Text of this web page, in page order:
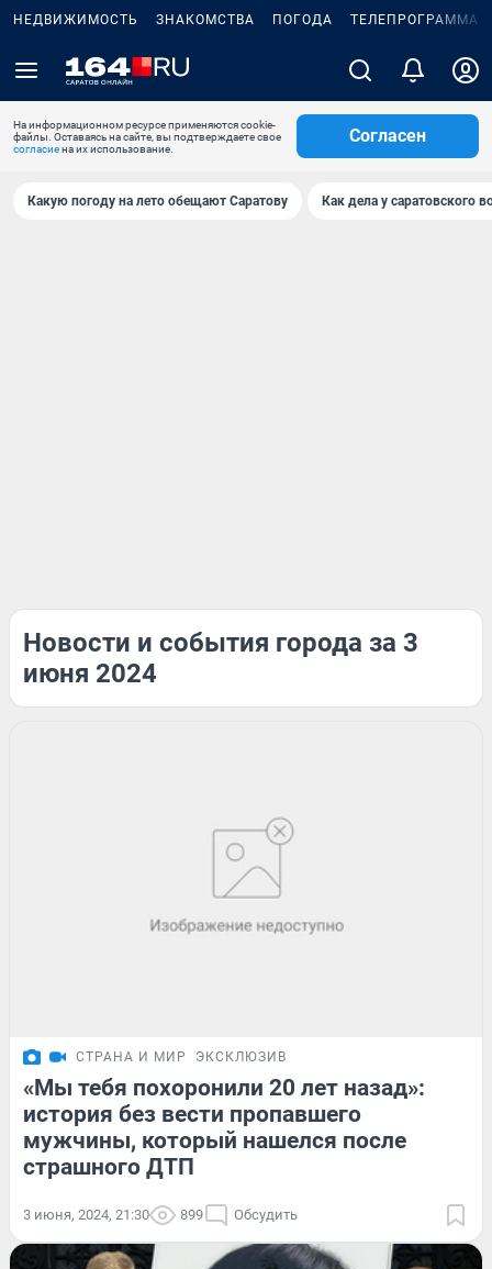
НЕДВИЖИМОСТЬ ЗНАКОМСТВА ПОГОДА ТЕЛЕПРОГРАММА
На информационном ресурсе применяются cookie-
файлы. Оставаясь на сайте, вы подтверждаете свое
согласиена их использование.
Согласен
Какую погоду на лето обещают Саратову Как дела у саратовского
Новости и события города за 3
июня 2024
СТРАНА И МИР ЭКСКЛЮЗИВ
«Мы тебя похоронили 20 лет назад»:
история без вести пропавшего
мужчины, который нашелся после
страшного ДТП
3 июня, 2024, 21:30 899 Обсудить